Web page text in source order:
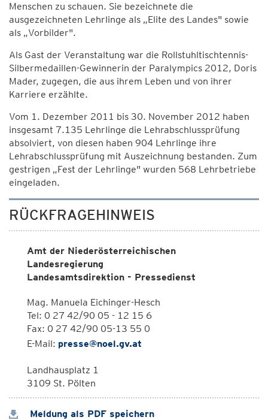
Menschen zu schauen. Sie bezeichnete die
ausgezeichneten Lehrlinge als „Elite des Landes" sowie
als „Vorbilder".
Als Gast der Veranstaltung war die Rollstuhltischtennis-
Silbermedaillen-Gewinnerin der Paralympics 2012, Doris
Mader, zugegen, die aus ihrem Leben und von ihrer
Karriere erzählte.
Vom 1. Dezember 2011 bis 30. November 2012 haben
insgesamt 7.135 Lehrlinge die Lehrabschlussprüfung
absolviert, von diesen haben 904 Lehrlinge ihre
Lehrabschlussprüfung mit Auszeichnung bestanden. Zum
gestrigen „Fest der Lehrlinge" wurden 568 Lehrbetriebe
eingeladen.
RÜCKFRAGEHINWEIS
Amt der Niederösterreichischen
Landesregierung
Landesamtsdirektion - Pressedienst
Mag. Manuela Eichinger-Hesch
Tel: 0 27 42/90 05 - 12 15 6
Fax: 0 27 42/90 05-13 55 0
E-Mail: presse@noel.gv.at
Landhausplatz 1
3109 St. Pölten
Meldung als PDF speichern